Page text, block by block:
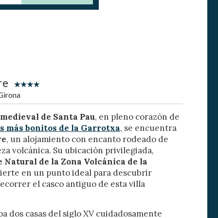
de Santa Pau, en pleno corazón de
más bonitos de la Garrotxa, se encuentra
, un alojamiento con encanto rodeado de
volcánica. Su ubicación privilegiada,
Natural de la Zona Volcánica de la
en un punto ideal para descubrir
el casco antiguo de esta villa
dos casas del siglo XV cuidadosamente
este
de
uso